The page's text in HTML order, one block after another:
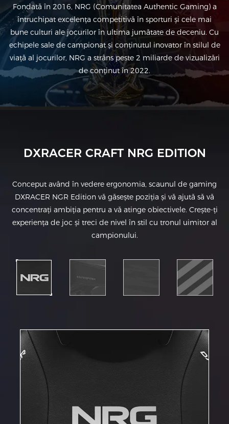
Fondată în 2016, NRG (Comunitatea Authentic Gaming) a
întruchipat excelența competitivă în sporturi și cele mai
bune culturi ale jocurilor în ultima jumătate de deceniu. Cu
echipele sale de campionat și conținutul inovator în stilul de
viață al jocurilor, NRG a strâns peste 2 miliarde de vizualizări
de conținut în 2022.
DXRACER CRAFT NRG EDITION
Conceput având în vedere ergonomia, scaunul de gaming
DXRACER NGR Edition vă găsește poziția și vă ajută să vă
concentrați ambiția pentru a vă atinge obiectivele. Crește-ți
experiența de joc și treci de nivel în stil cu tronul uimitor al
campionului.